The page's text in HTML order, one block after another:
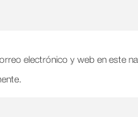
electrónico y web en este